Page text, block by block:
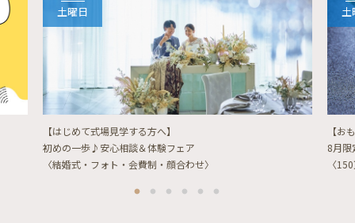
土曜日
【はじめて式場見学する方へ】
初めの一歩♪安心相談＆体験フェア
〈結婚式・フォト・会費制・顔合わせ〉
土
【お
8月限
〈